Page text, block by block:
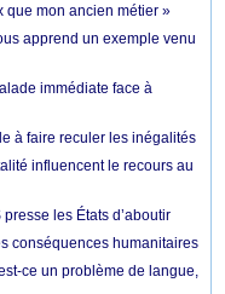
que mon ancien métier »
apprend un exemple venu
immédiate face à
à faire reculer les inégalités
influencent le recours au
les États d’aboutir
conséquences humanitaires
ce un problème de langue,